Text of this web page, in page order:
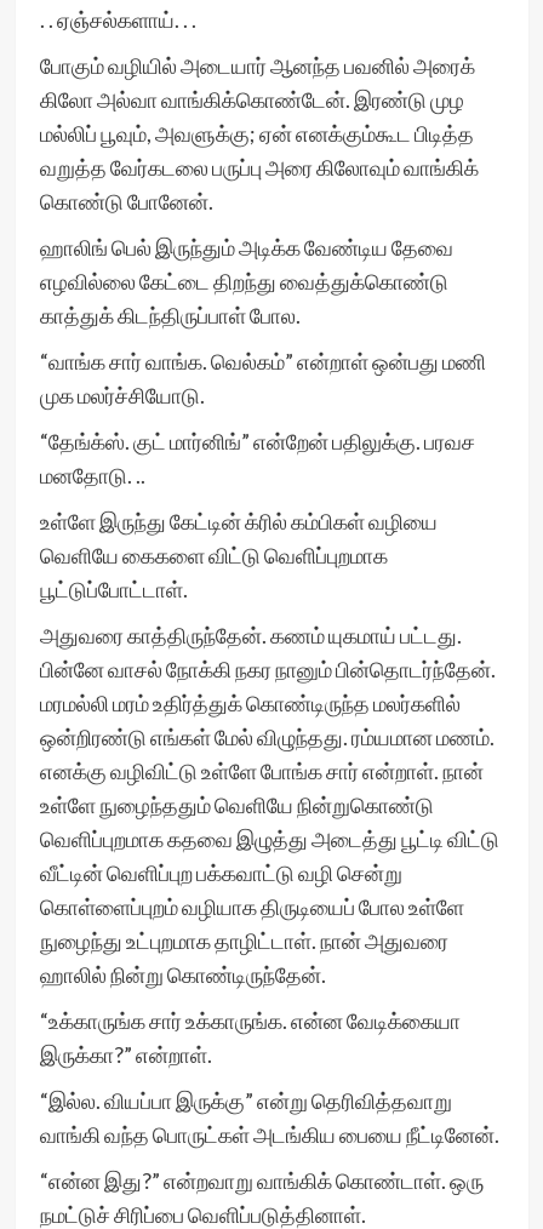
. . ஏஞ்சல்களாய். . .
போகும் வழியில் அடையார் ஆனந்த பவனில் அரைக்
கிலோ அல்வா வாங்கிக்கொண்டேன். இரண்டு முழ
மல்லிப் பூவும், அவளுக்கு; ஏன் எனக்கும்கூட பிடித்த
வறுத்த வேர்கடலை பருப்பு அரை கிலோவும் வாங்கிக்
கொண்டு போனேன்.
ஹாலிங் பெல் இருந்தும் அடிக்க வேண்டிய தேவை
எழவில்லை கேட்டை திறந்து வைத்துக்கொண்டு
காத்துக் கிடந்திருப்பாள் போல.
“வாங்க சார் வாங்க. வெல்கம்” என்றாள் ஒன்பது மணி
முக மலர்ச்சியோடு.
“தேங்க்ஸ். குட் மார்னிங்” என்றேன் பதிலுக்கு. பரவச
மனதோடு. ..
உள்ளே இருந்து கேட்டின் க்ரில் கம்பிகள் வழியை
வெளியே கைகளை விட்டு வெளிப்புறமாக
பூட்டுப்போட்டாள்.
அதுவரை காத்திருந்தேன். கணம் யுகமாய் பட்டது.
பின்னே வாசல் நோக்கி நகர நானும் பின்தொடர்ந்தேன்.
மரமல்லி மரம் உதிர்த்துக் கொண்டிருந்த மலர்களில்
ஒன்றிரண்டு எங்கள் மேல் விழுந்தது. ரம்யமான மணம்.
எனக்கு வழிவிட்டு உள்ளே போங்க சார் என்றாள். நான்
உள்ளே நுழைந்ததும் வெளியே நின்றுகொண்டு
வெளிப்புறமாக கதவை இழுத்து அடைத்து பூட்டி விட்டு
வீட்டின் வெளிப்புற பக்கவாட்டு வழி சென்று
கொள்ளைப்புறம் வழியாக திருடியைப் போல உள்ளே
நுழைந்து உட்புறமாக தாழிட்டாள். நான் அதுவரை
ஹாலில் நின்று கொண்டிருந்தேன்.
“உக்காருங்க சார் உக்காருங்க. என்ன வேடிக்கையா
இருக்கா?” என்றாள்.
“இல்ல. வியப்பா இருக்கு” என்று தெரிவித்தவாறு
வாங்கி வந்த பொருட்கள் அடங்கிய பையை நீட்டினேன்.
“என்ன இது?” என்றவாறு வாங்கிக் கொண்டாள். ஒரு
நமட்டுச் சிரிப்பை வெளிப்படுத்தினாள்.